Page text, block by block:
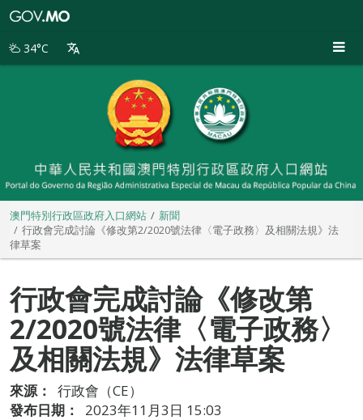
別
34°C
澳門特別行政區政府入口網站
新聞
行政會完成討論《修改第2/2020號法律〈電子政務〉及相關法規》法
律草案
行政會完成討論《修改第
2/2020號法律〈電子政務〉
及相關法規》法律草案
來源：
行政會（CE）
發布日期：
2023年11月3日 15:03